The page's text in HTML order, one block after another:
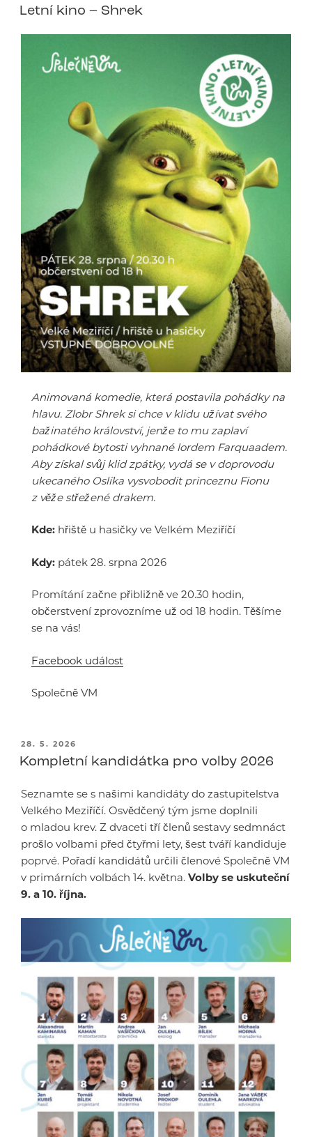
Letní kino – Shrek
Animovaná komedie, která postavila pohádky na
hlavu. Zlobr Shrek si chce v klidu užívat svého
bažinatého království, jenže to mu zaplaví
pohádkové bytosti vyhnané lordem Farquaadem.
Aby získal svůj klid zpátky, vydá se v doprovodu
ukecaného Oslíka vysvobodit princeznu Fionu
z věže střežené drakem.
Kde: hřiště u hasičky ve Velkém Meziříčí
Kdy: pátek 28. srpna 2026
Promítání začne přibližně ve 20.30 hodin,
občerstvení zprovozníme už od 18 hodin. Těšíme
se na vás!
Facebook událost
Společně VM
PUBLIKOVÁNO
28. 5. 2026
Kompletní kandidátka pro volby 2026
Seznamte se s našimi kandidáty do zastupitelstva
Velkého Meziříčí. Osvědčený tým jsme doplnili
o mladou krev. Z dvaceti tří členů sestavy sedmnáct
prošlo volbami před čtyřmi lety, šest tváří kandiduje
poprvé. Pořadí kandidátů určili členové Společně VM
v primárních volbách 14. května. Volby se uskuteční
9. a 10. října.